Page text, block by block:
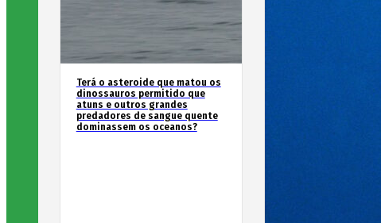
Terá o asteroide que matou os
dinossauros permitido que
atuns e outros grandes
predadores de sangue quente
dominassem os oceanos?